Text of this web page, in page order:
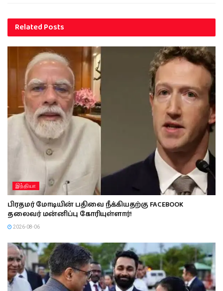
RelatedPosts
இந்தியா
பிரதமர் மோடியின் பதிவை நீக்கியதற்கு FACEBOOK
தலைவர் மன்னிப்பு கோரியுள்ளார்!
2026-08-06